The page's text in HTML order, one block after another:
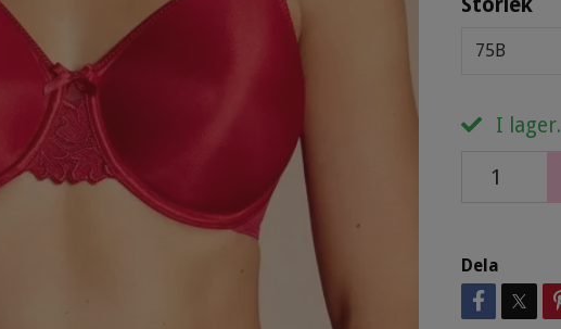
75B
I lager.
Dela